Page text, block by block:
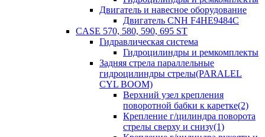
Двигатель и навесное оборудование
Двигатель CNH F4HE9484C
CASE 570, 580, 590, 695 ST
Гидравлическая система
Гидроцилиндры и ремкомплекты
Задняя стрела параллельные
гидроцилиндры стрелы(PARALEL
CYL BOOM)
Верхний узел крепления
поворотной бабки к каретке(2)
Крепление г/цилиндра поворота
стрелы сверху и снизу(1)